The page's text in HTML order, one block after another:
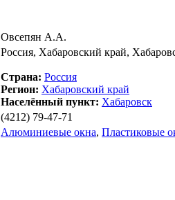
Овсепян А.А.
Россия, Хабаровский край,
Страна: Россия
Регион: Хабаровский край
Населённый пункт: Хабаровск
(4212) 79-47-71
Алюминиевые окна, Пластиковые